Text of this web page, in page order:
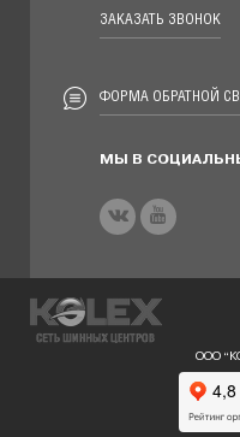
ЗАКАЗАТЬ ЗВОНОК
ФОРМА ОБРАТНОЙ
МЫ В
ООО